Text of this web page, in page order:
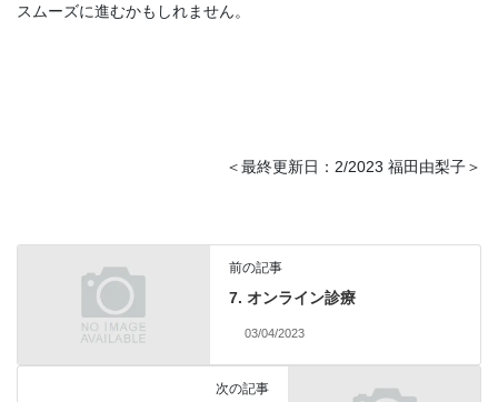
スムーズに進むかもしれません。
＜最終更新日：2/2023 福田由梨子＞
前の記事
7. オンライン診療
03/04/2023
次の記事